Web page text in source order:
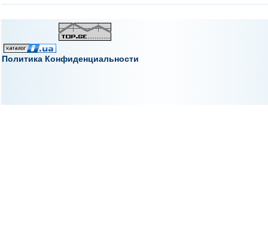
Политика Конфиденциальности